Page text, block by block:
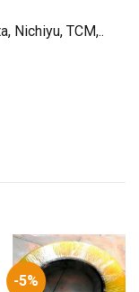
Nichiyu, TCM,..
-5%